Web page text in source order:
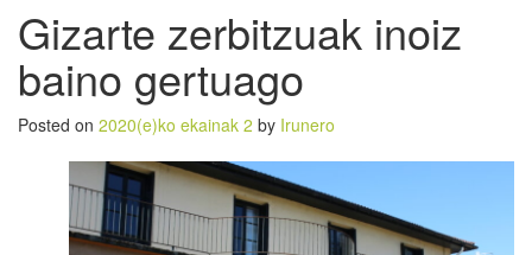
Gizarte zerbitzuak inoiz
baino gertuago
Posted on 2020(e)ko ekainak 2 by Irunero